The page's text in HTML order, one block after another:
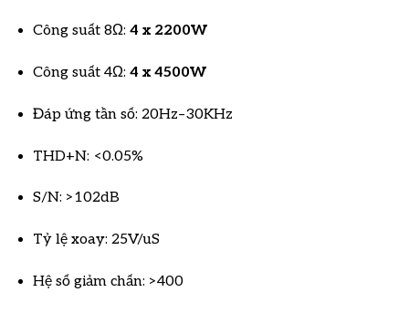
Công suất 8Ω: 4 x 2200W
Công suất 4Ω: 4 x 4500W
Đáp ứng tần số: 20Hz–30KHz
THD+N: <0.05%
S/N: >102dB
Tỷ lệ xoay: 25V/uS
Hệ số giảm chấn: >400